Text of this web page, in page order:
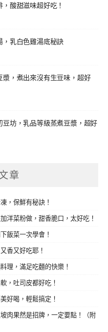
，酸甜滋味超好吃！
，乳白色雞湯底秘訣
漿，煮出來沒有生豆味，超好
豆坊，乳品等級蒸煮豆漿，超好
章
，保鮮有秘訣！
洋菜粉做，甜香脆口，太好吃！
飯菜一次學會！
香又好吃耶！
理，滿足吃麵的快樂！
，吐司皮都好吃！
好喝，輕鬆搞定！
肉果然是招牌，一定要點！（附